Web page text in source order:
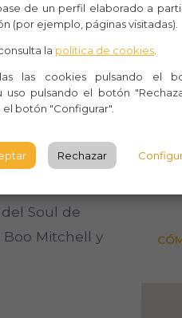
las
de BBC 6
el mundo”.
en la televisión
entradas
de París a
Soul Revue en
Soul de
Boo Mitchell y
de un perfil elaborado a
(por ejemplo, páginas visitadas).
la política de cookies
las cookies pulsando el
uso pulsando el botón
botón "Configurar".
Rechazar